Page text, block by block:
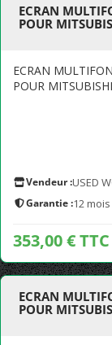
ECRAN
POUR
ECRAN
POUR
Vendeur :USED
Garantie :12 mois
353,00 € TTC
ECRAN
POUR